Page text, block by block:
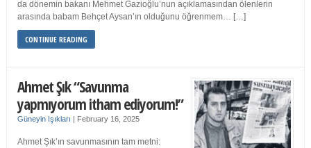
da dönemin bakanı Mehmet Gazioğlu’nun açıklamasından ölenlerin
arasında babam Behçet Aysan’ın olduğunu öğrenmem… […]
CONTINUE READING
Ahmet Şık “Savunma
yapmıyorum itham ediyorum!”
Güneyin Işıkları | February 16, 2025
Ahmet Şık’ın savunmasının tam metni: